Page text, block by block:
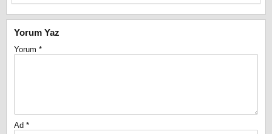
Yorum Yaz
Yorum *
Ad *